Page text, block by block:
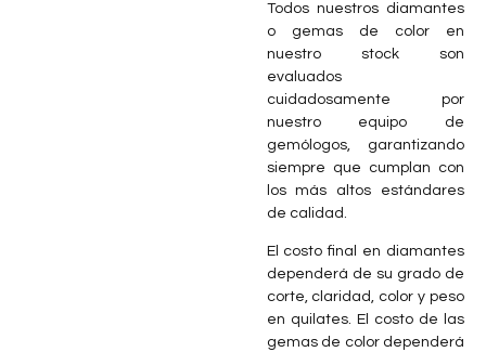
Todos nuestros diamantes
o gemas de color en
nuestro stock son
evaluados
cuidadosamente por
nuestro equipo de
gemólogos, garantizando
siempre que cumplan con
los más altos estándares
de calidad.
El costo final en diamantes
dependerá de su grado de
corte, claridad, color y peso
en quilates. El costo de las
gemas de color dependerá